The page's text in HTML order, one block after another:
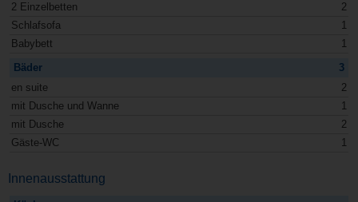
2 Einzelbetten
2
Schlafsofa
1
Babybett
1
Bäder
3
en suite
2
mit Dusche und Wanne
1
mit Dusche
2
Gäste-WC
1
Innenausstattung